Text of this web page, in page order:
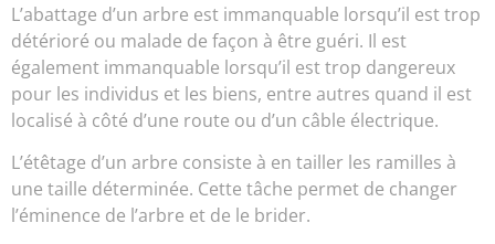
L’abattage d’un arbre est immanquable lorsqu’il est trop
détérioré ou malade de façon à être guéri. Il est
également immanquable lorsqu’il est trop dangereux
pour les individus et les biens, entre autres quand il est
localisé à côté d’une route ou d’un câble électrique.
L’étêtage d’un arbre consiste à en tailler les ramilles à
une taille déterminée. Cette tâche permet de changer
l’éminence de l’arbre et de le brider.